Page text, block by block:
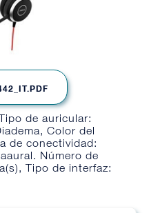
de auricular:
Color del
de conectividad:
Número de
Tipo de interfaz: